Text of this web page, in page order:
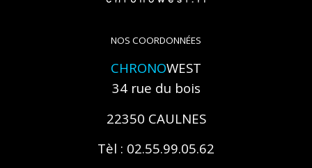
NOS COORDONNÉES
CHRONOWEST
34 rue du bois
22350 CAULNES
Tèl : 02.55.99.05.62